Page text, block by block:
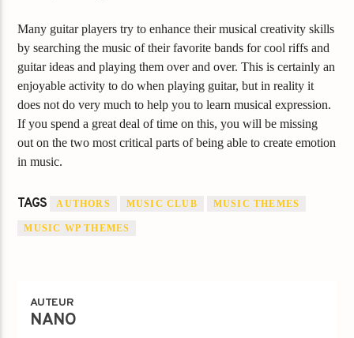
Many guitar players try to enhance their musical creativity skills
by searching the music of their favorite bands for cool riffs and
guitar ideas and playing them over and over. This is certainly an
enjoyable activity to do when playing guitar, but in reality it
does not do very much to help you to learn musical expression.
If you spend a great deal of time on this, you will be missing
out on the two most critical parts of being able to create emotion
in music.
TAGS AUTHORS MUSIC CLUB MUSIC THEMES
MUSIC WP THEMES
AUTEUR
NANO